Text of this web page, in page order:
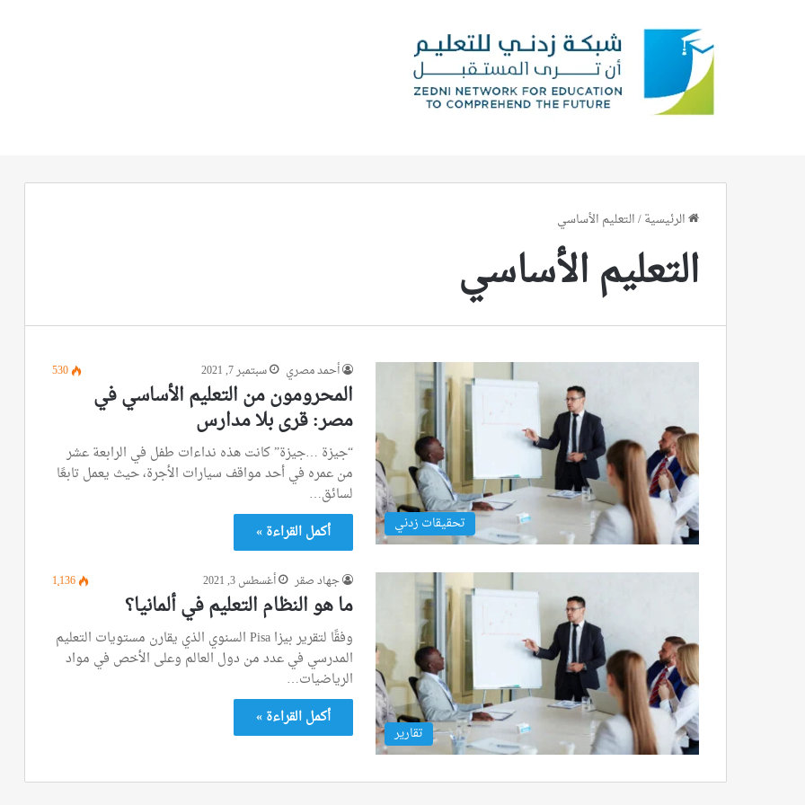
الرئيسية/التعليم الأساسي
التعليم الأساسي
تحقيقات زدني
أحمد مصري سبتمبر 7, 2021 530
المحرومون من التعليم الأساسي في
مصر: قرى بلا مدارس
“جيزة …جيزة” كانت هذه نداءات طفل في الرابعة عشر
من عمره في أحد مواقف سيارات الأجرة، حيث يعمل تابعًا
لسائق…
أكمل القراءة »
تقارير
جهاد صقر أغسطس 3, 2021 1٬136
ما هو النظام التعليم في ألمانيا؟
وفقًا لتقرير بيزا Pisa السنوي الذي يقارن مستويات التعليم
المدرسي في عدد من دول العالم وعلى الأخص في مواد
الرياضيات…
أكمل القراءة »